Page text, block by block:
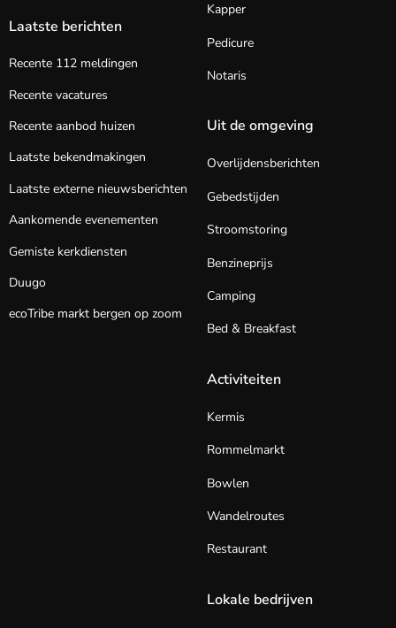
Laatste berichten
Recente 112 meldingen
Recente vacatures
Recente aanbod huizen
Laatste bekendmakingen
Laatste externe nieuwsberichten
Aankomende evenementen
Gemiste kerkdiensten
Duugo
ecoTribe markt bergen op zoom
Kapper
Pedicure
Notaris
Uit de omgeving
Overlijdensberichten
Gebedstijden
Stroomstoring
Benzineprijs
Camping
Bed & Breakfast
Activiteiten
Kermis
Rommelmarkt
Bowlen
Wandelroutes
Restaurant
Lokale bedrijven